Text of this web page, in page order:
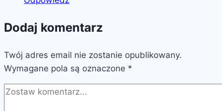
Dodaj komentarz
Twój adres email nie zostanie opublikowany.
Wymagane pola są oznaczone *